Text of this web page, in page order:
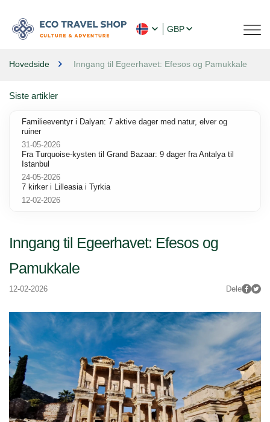
GBP
Hovedside Inngang til Egeerhavet: Efesos og Pamukkale
Inngang til Egeerhavet: Efesos og
Pamukkale
12-02-2026 Dele
Siste artikler
Familieeventyr i Dalyan: 7 aktive dager med natur, elver og
ruiner
31-05-2026
Fra Turquoise-kysten til Grand Bazaar: 9 dager fra Antalya til
Istanbul
24-05-2026
7 kirker i Lilleasia i Tyrkia
12-02-2026